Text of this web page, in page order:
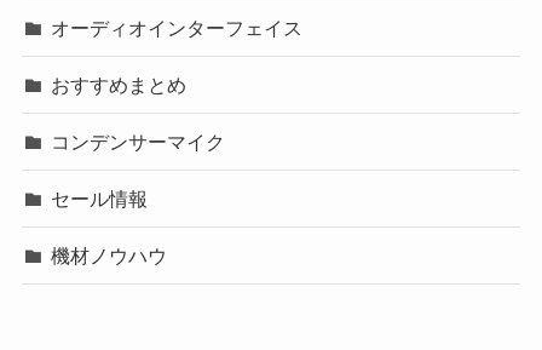
オーディオインターフェイス
おすすめまとめ
コンデンサーマイク
セール情報
機材ノウハウ